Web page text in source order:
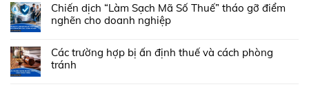
Chiến dịch “Làm Sạch Mã Số Thuế” tháo gỡ điểm
nghẽn cho doanh nghiệp
Các trường hợp bị ấn định thuế và cách phòng
tránh